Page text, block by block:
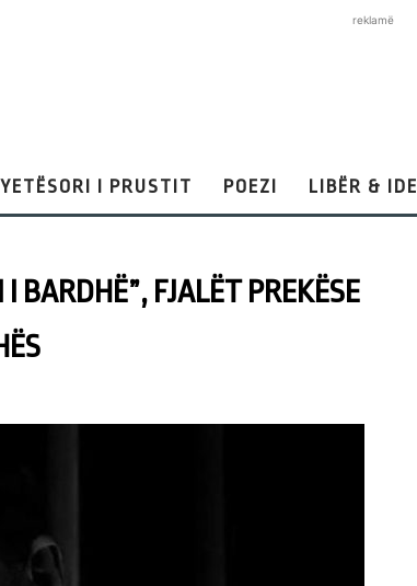
reklamë
I PRUSTIT POEZI LIBËR & IDE
BARDHË”, FJALËT PREKËSE